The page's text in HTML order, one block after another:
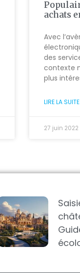
achats
Avec
des
contexte
plus
LIRE LA
27 juin 2022